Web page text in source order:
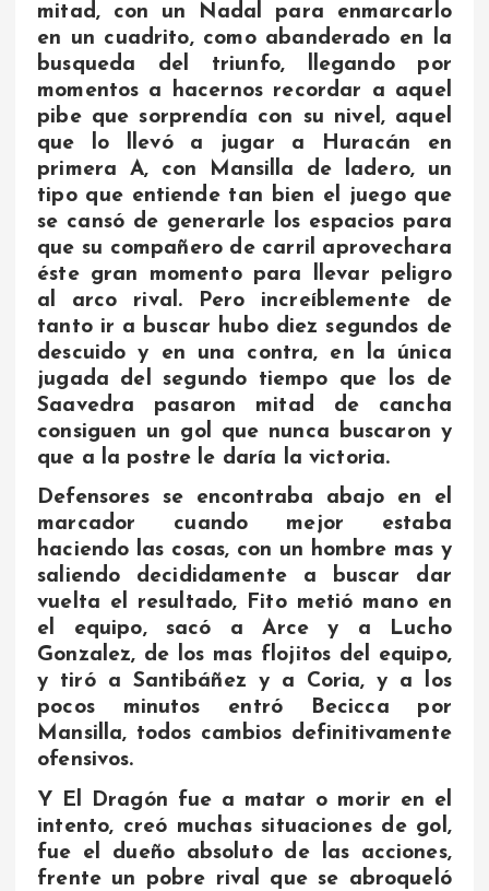
mitad, con un Nadal para enmarcarlo
en un cuadrito, como abanderado en la
busqueda del triunfo, llegando por
momentos a hacernos recordar a aquel
pibe que sorprendía con su nivel, aquel
que lo llevó a jugar a Huracán en
primera A, con Mansilla de ladero, un
tipo que entiende tan bien el juego que
se cansó de generarle los espacios para
que su compañero de carril aprovechara
éste gran momento para llevar peligro
al arco rival. Pero increíblemente de
tanto ir a buscar hubo diez segundos de
descuido y en una contra, en la única
jugada del segundo tiempo que los de
Saavedra pasaron mitad de cancha
consiguen un gol que nunca buscaron y
que a la postre le daría la victoria.
Defensores se encontraba abajo en el
marcador cuando mejor estaba
haciendo las cosas, con un hombre mas y
saliendo decididamente a buscar dar
vuelta el resultado, Fito metió mano en
el equipo, sacó a Arce y a Lucho
Gonzalez, de los mas flojitos del equipo,
y tiró a Santibáñez y a Coria, y a los
pocos minutos entró Becicca por
Mansilla, todos cambios definitivamente
ofensivos.
Y El Dragón fue a matar o morir en el
intento, creó muchas situaciones de gol,
fue el dueño absoluto de las acciones,
frente un pobre rival que se abroqueló